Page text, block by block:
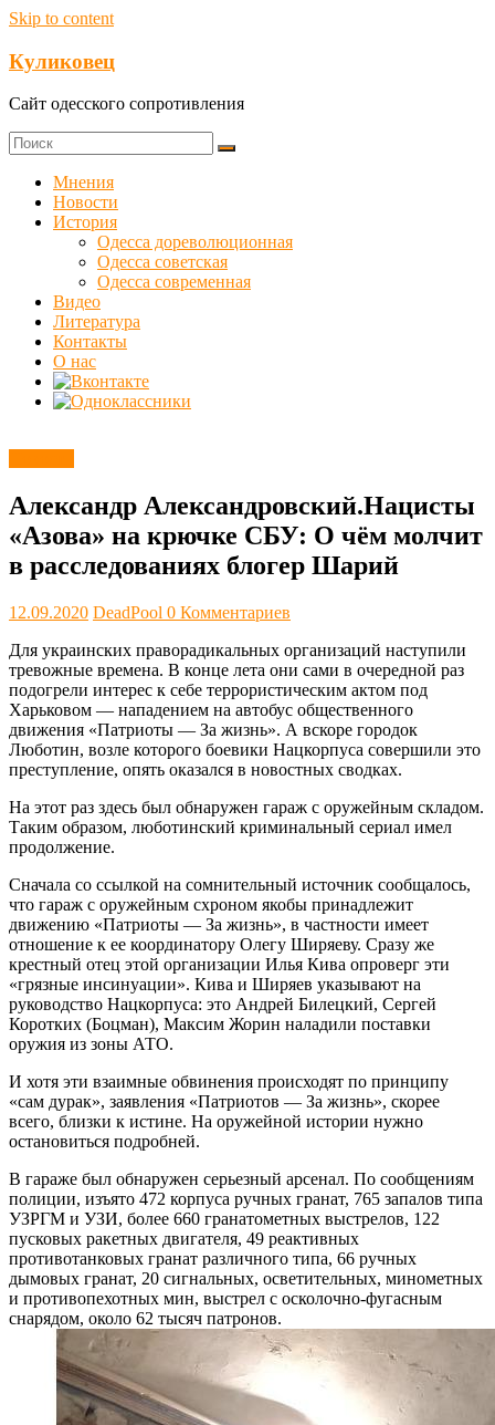
Skip to content
Куликовец
Сайт одесского сопротивления
Мнения
Новости
История
Одесса дореволюционная
Одесса советская
Одесса современная
Видео
Литература
Контакты
О нас
Александр Александровский.Нацисты
«Азова» на крючке СБУ: О чём молчит
в расследованиях блогер Шарий
12.09.2020 DeadPool 0 Комментариев
Для украинских праворадикальных организаций наступили
тревожные времена. В конце лета они сами в очередной раз
подогрели интерес к себе террористическим актом под
Харьковом — нападением на автобус общественного
движения «Патриоты — За жизнь». А вскоре городок
Люботин, возле которого боевики Нацкорпуса совершили это
преступление, опять оказался в новостных сводках.
На этот раз здесь был обнаружен гараж с оружейным складом.
Таким образом, люботинский криминальный сериал имел
продолжение.
Сначала со ссылкой на сомнительный источник сообщалось,
что гараж с оружейным схроном якобы принадлежит
движению «Патриоты — За жизнь», в частности имеет
отношение к ее координатору Олегу Ширяеву. Сразу же
крестный отец этой организации Илья Кива опроверг эти
«грязные инсинуации». Кива и Ширяев указывают на
руководство Нацкорпуса: это Андрей Билецкий, Сергей
Коротких (Боцман), Максим Жорин наладили поставки
оружия из зоны АТО.
И хотя эти взаимные обвинения происходят по принципу
«сам дурак», заявления «Патриотов — За жизнь», скорее
всего, близки к истине. На оружейной истории нужно
остановиться подробней.
В гараже был обнаружен серьезный арсенал. По сообщениям
полиции, изъято 472 корпуса ручных гранат, 765 запалов типа
УЗРГМ и УЗИ, более 660 гранатометных выстрелов, 122
пусковых ракетных двигателя, 49 реактивных
противотанковых гранат различного типа, 66 ручных
дымовых гранат, 20 сигнальных, осветительных, минометных
и противопехотных мин, выстрел с осколочно-фугасным
снарядом, около 62 тысяч патронов.